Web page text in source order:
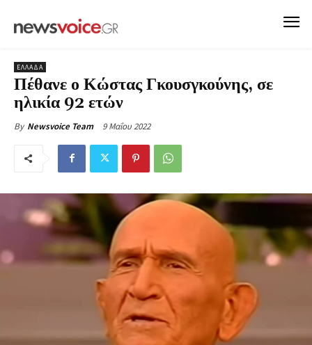
ΕΛΛΑΔΑ
Πέθανε ο Κώστας Γκουσγκούνης, σε
ηλικία 92 ετών
By Newsvoice Team 9 Μαΐου 2022